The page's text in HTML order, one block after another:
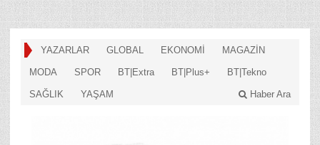
YAZARLAR GLOBAL EKONOMİ MAGAZİN
MODA SPOR BT|Extra BT|Plus+ BT|Tekno
SAĞLIK YAŞAM Haber Ara